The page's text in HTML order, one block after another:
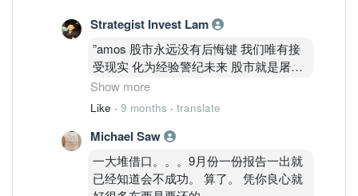
命运安排 我也唯有认命 那些酸民不必酸
我 除非你不碰股票 不放epf 让它们帮你
亏 不然他日相逢 你也有机会输 ；三十年
第一次出现亏损 我不亏 当小教训 也认清
了人性
it. I lost almost 5 figures like that. This is
really make my whole life are
unforgettable things happened it like that.
But in the end I still need to accept with it.
Strategist Invest Lam
”amos 股市永远没有后悔键 我们唯有接
受现实 化为经验警纪未来 股市就是屠宰
厂 绞肉机 谁都逃不过 我也上了一堂宝贵
课 TY 救了 melewa MAA 就是败在KNM
怪在我我要看的起 它们的团队重组经验
丰富 也没想到bursa 会成为程咬金质问起
esg 我一看到这个query 我是问我策略团
队多都傻眼 又要马儿继续跑 又不给马儿
Show more
Like · 9 months · translate
Michael Saw
一大堆借口。。。9月份一份报告一出就
已经知道会不成功。 算了。 凭你良心就